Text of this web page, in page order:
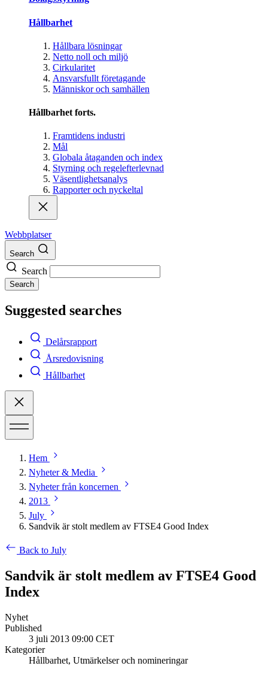
Hållbarhet
Hållbara lösningar
Netto noll och miljö
Cirkularitet
Ansvarsfullt företagande
Människor och samhällen
Hållbarhet forts.
Framtidens industri
Mål
Globala åtaganden och index
Styrning och regelefterlevnad
Väsentlighetsanalys
Rapporter och nyckeltal
Webbplatser
Search
Search
Search
Suggested searches
Delårsrapport
Årsredovisning
Hållbarhet
Hem
Nyheter & Media
Nyheter från koncernen
2013
July
Sandvik är stolt medlem av FTSE4 Good Index
Back to July
Sandvik är stolt medlem av FTSE4 Good
Index
Nyhet
Published
3 juli 2013 09:00 CET
Kategorier
Hållbarhet, Utmärkelser och nomineringar